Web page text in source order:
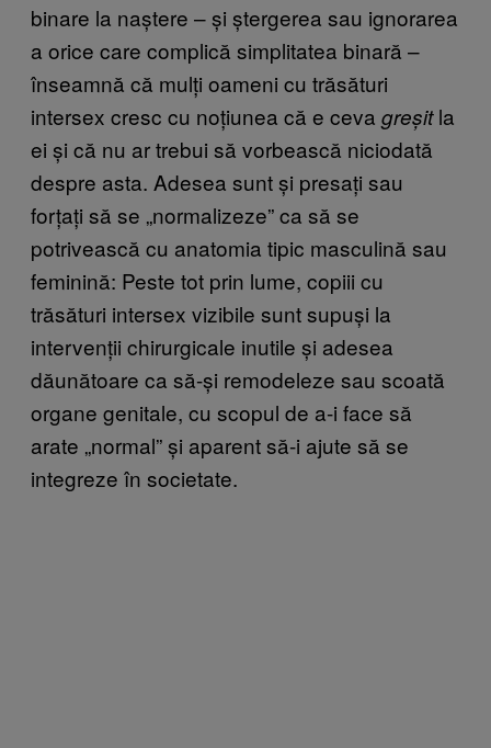
binare la naștere – și ștergerea sau ignorarea
a orice care complică simplitatea binară –
înseamnă că mulți oameni cu trăsături
intersex cresc cu noțiunea că e ceva greșitla
ei și că nu ar trebui să vorbească niciodată
despre asta. Adesea sunt și presați sau
forțați să se „normalizeze” ca să se
potrivească cu anatomia tipic masculină sau
feminină: Peste tot prin lume, copiii cu
trăsături intersex vizibile sunt supuși la
intervenții chirurgicale inutile și adesea
dăunătoare ca să-și remodeleze sau scoată
organe genitale, cu scopul de a-i face să
arate „normal” și aparent să-i ajute să se
integreze în societate.